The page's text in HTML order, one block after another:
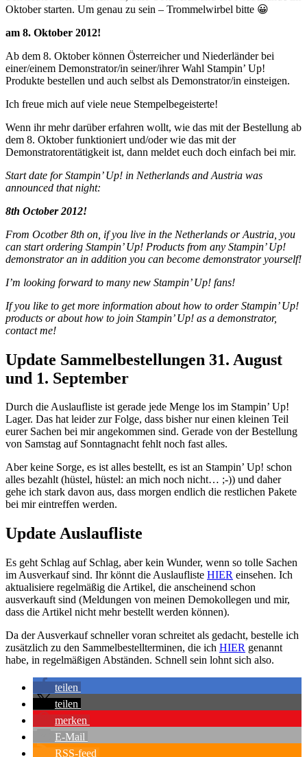
Oktober starten. Um genau zu sein – Trommelwirbel bitte 😀
am 8. Oktober 2012!
Ab dem 8. Oktober können Österreicher und Niederländer bei
einer/einem Demonstrator/in seiner/ihrer Wahl Stampin’ Up!
Produkte bestellen und auch selbst als Demonstrator/in einsteigen.
Ich freue mich auf viele neue Stempelbegeisterte!
Wenn ihr mehr darüber erfahren wollt, wie das mit der Bestellung ab
dem 8. Oktober funktioniert und/oder wie das mit der
Demonstratorentätigkeit ist, dann meldet euch doch einfach bei mir.
Start date for Stampin’ Up! in Netherlands and Austria was
announced that night:
8th October 2012!
From Ocotber 8th on, if you live in the Netherlands or Austria, you
can start ordering Stampin’ Up! Products from any Stampin’ Up!
demonstrator an in addition you can become demonstrator yourself!
I’m looking forward to many new Stampin’ Up! fans!
If you like to get more information about how to order Stampin’ Up!
products or about how to join Stampin’ Up! as a demonstrator,
contact me!
Update Sammelbestellungen 31. August
und 1. September
Durch die Auslaufliste ist gerade jede Menge los im Stampin’ Up!
Lager. Das hat leider zur Folge, dass bisher nur einen kleinen Teil
eurer Sachen bei mir angekommen sind. Gerade von der Bestellung
von Samstag auf Sonntagnacht fehlt noch fast alles.
Aber keine Sorge, es ist alles bestellt, es ist an Stampin’ Up! schon
alles bezahlt (hüstel, hüstel: an mich noch nicht… ;-)) und daher
gehe ich stark davon aus, dass morgen endlich die restlichen Pakete
bei mir eintreffen werden.
Update Auslaufliste
Es geht Schlag auf Schlag, aber kein Wunder, wenn so tolle Sachen
im Ausverkauf sind. Ihr könnt die Auslaufliste HIER einsehen. Ich
aktualisiere regelmäßig die Artikel, die anscheinend schon
ausverkauft sind (Meldungen von meinen Demokollegen und mir,
dass die Artikel nicht mehr bestellt werden können).
Da der Ausverkauf schneller voran schreitet als gedacht, bestelle ich
zusätzlich zu den Sammelbestellterminen, die ich HIER genannt
habe, in regelmäßigen Abständen. Schnell sein lohnt sich also.
teilen
teilen
merken
E-Mail
RSS-feed